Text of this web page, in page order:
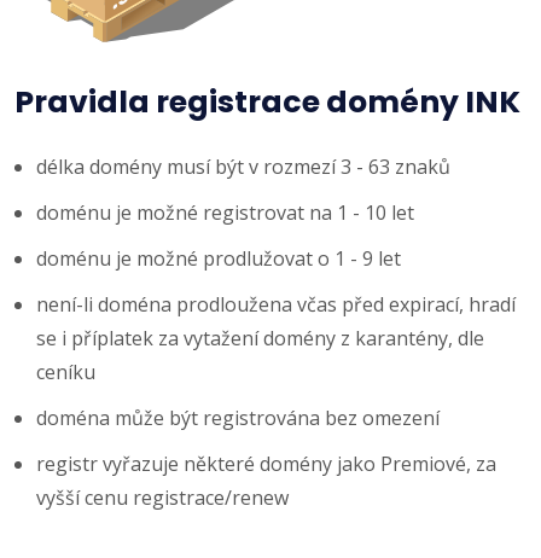
Pravidla registrace domény INK
délka domény musí být v rozmezí 3 - 63 znaků
doménu je možné registrovat na 1 - 10 let
doménu je možné prodlužovat o 1 - 9 let
není-li doména prodloužena včas před expirací, hradí
se i příplatek za vytažení domény z karantény, dle
ceníku
doména může být registrována bez omezení
registr vyřazuje některé domény jako Premiové, za
vyšší cenu registrace/renew